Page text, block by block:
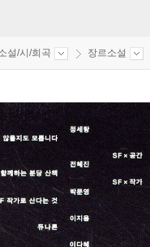
설/시/희곡 장르소설